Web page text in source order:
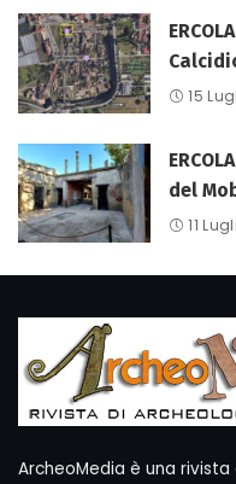
15
del
11
ArcheoMedia è una